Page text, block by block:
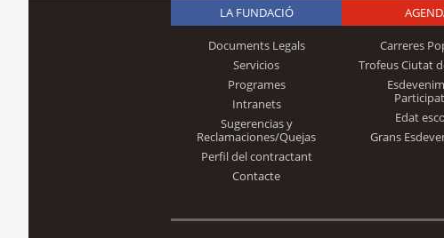
LA FUNDACIÓ
Documents Legals
Servicios
Programes
Intranets
Sugerencias y
Reclamaciones/Quejas
Perfil del contractant
Contacte
Carreres
Trofeus Ciutat
Edat
Grans